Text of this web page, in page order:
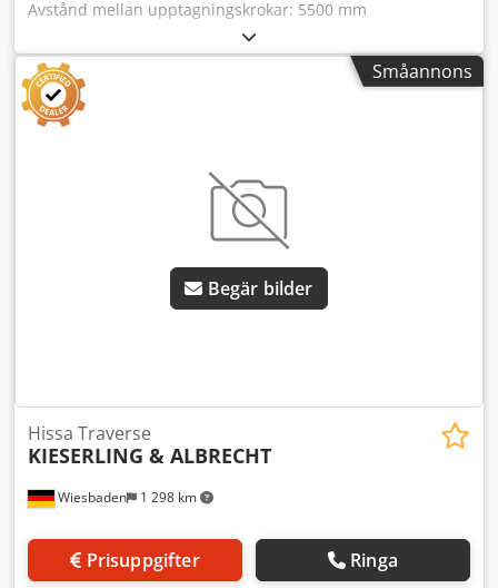
Avstånd mellan upptagningskrokar: 5500 mm
Infästningssidor för dubbel- och enkelkrok, kroköppning:
100 mm Vridsbar och roterbar mittkrok med
infästningsöppning: 200 mm Höjd mellan infästningsöglor
och lastkrok: Utrymmesbehov: 6000 x 750 x 590 mm (utan
krokar) Dksdpfx Adsgzpv Asijr Vikt: 3280 kg
Småannons
Begär bilder
Wiesbaden 1 298 km
Hissa Traverse
KIESERLING & ALBRECHT
Prisuppgifter Ringa